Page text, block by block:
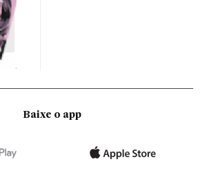
Baixe o app